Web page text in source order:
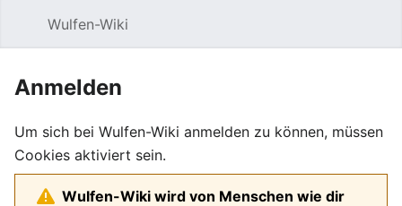
Wulfen-Wiki
Anmelden
Um sich bei Wulfen-Wiki anmelden zu können, müssen
Cookies aktiviert sein.
Wulfen-Wiki wird von Menschen wie dir